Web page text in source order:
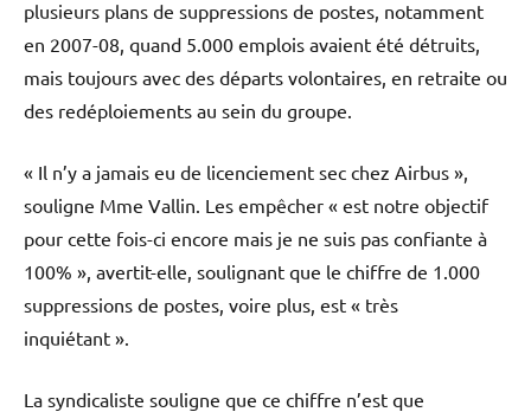
plusieurs plans de suppressions de postes, notamment
en 2007-08, quand 5.000 emplois avaient été détruits,
mais toujours avec des départs volontaires, en retraite ou
des redéploiements au sein du groupe.
« Il n’y a jamais eu de licenciement sec chez Airbus »,
souligne Mme Vallin. Les empêcher « est notre objectif
pour cette fois-ci encore mais je ne suis pas confiante à
100% », avertit-elle, soulignant que le chiffre de 1.000
suppressions de postes, voire plus, est « très
inquiétant ».
La syndicaliste souligne que ce chiffre n’est que